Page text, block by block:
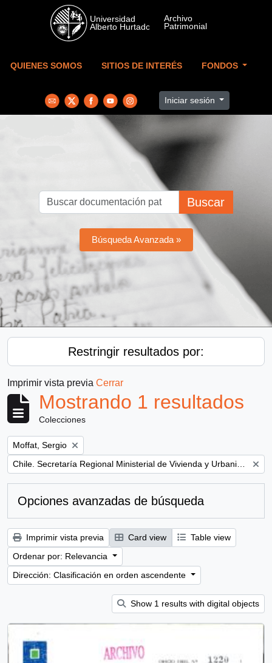
Skip to main content
QUIENES SOMOS SITIOS DE INTERÉS FONDOS
Iniciar sesión
Buscar
Búsqueda Avanzada »
Restringir resultados por:
Imprimir vista previa Cerrar
Mostrando 1 resultados
Colecciones
Remove filter:
Moffat, Sergio
Remove filter:
Opciones avanzadas de búsqueda
Imprimir vista previa Card view
Table view
Ordenar por: Relevancia
Dirección: Clasificación en orden ascendente
Show 1 results with digital objects